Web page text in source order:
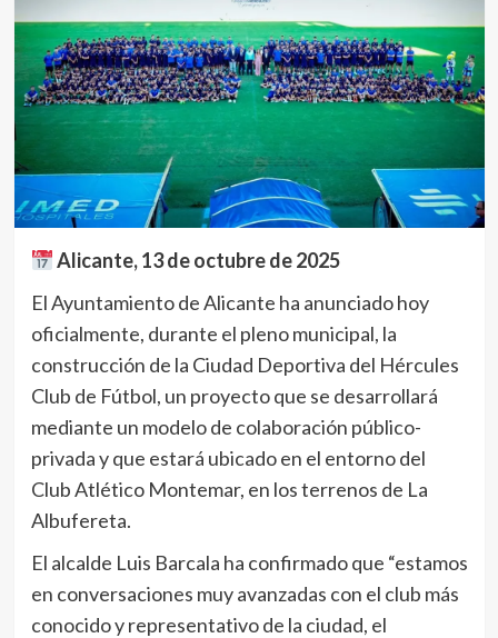
Alicante, 13 de octubre de 2025
El Ayuntamiento de Alicante ha anunciado hoy
oficialmente, durante el pleno municipal, la
construcción de la Ciudad Deportiva del Hércules
Club de Fútbol, un proyecto que se desarrollará
mediante un modelo de colaboración público-
privada y que estará ubicado en el entorno del
Club Atlético Montemar, en los terrenos de La
Albufereta.
El alcalde Luis Barcala ha confirmado que “estamos
en conversaciones muy avanzadas con el club más
conocido y representativo de la ciudad, el